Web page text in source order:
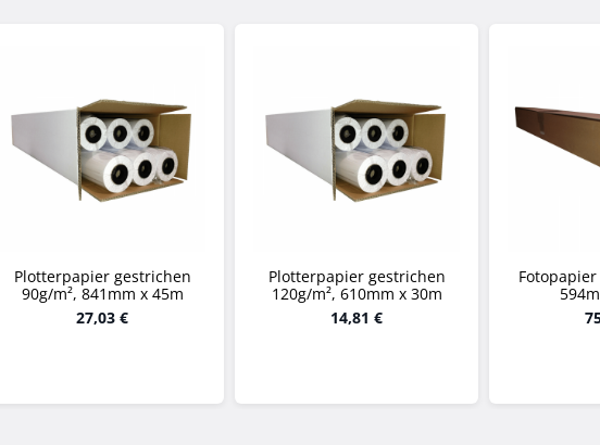
Plotterpapier gestrichen
90g/m², 841mm x 45m
27,03 €
Plotterpapier gestrichen
120g/m², 610mm x 30m
14,81 €